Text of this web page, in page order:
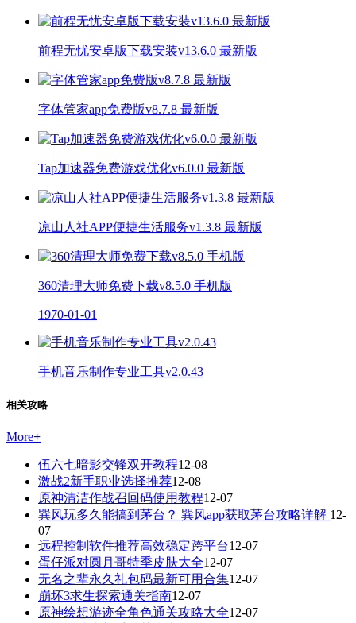
前程无忧安卓版下载安装v13.6.0 最新版
字体管家app免费版v8.7.8 最新版
Tap加速器免费游戏优化v6.0.0 最新版
凉山人社APP便捷生活服务v1.3.8 最新版
360清理大师免费下载v8.5.0 手机版
1970-01-01
手机音乐制作专业工具v2.0.43
相关攻略
More+
伍六七暗影交锋双开教程12-08
激战2新手职业选择推荐12-08
原神清洁作战召回码使用教程12-07
巽风玩多久能搞到茅台？ 巽风app获取茅台攻略详解 12-
07
远程控制软件推荐高效稳定跨平台12-07
蛋仔派对圆月哥特季皮肤大全12-07
无名之辈永久礼包码最新可用合集12-07
崩坏3求生探索通关指南12-07
原神绘想游迹全角色通关攻略大全12-07